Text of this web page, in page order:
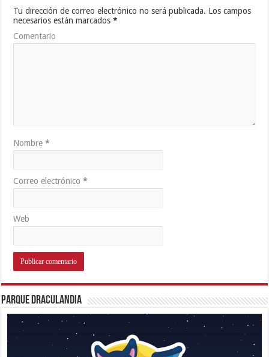
Tu dirección de correo electrónico no será publicada. Los campos
necesarios están marcados*
Comentario
Nombre*
Correo electrónico*
Web
Parque Draculandia